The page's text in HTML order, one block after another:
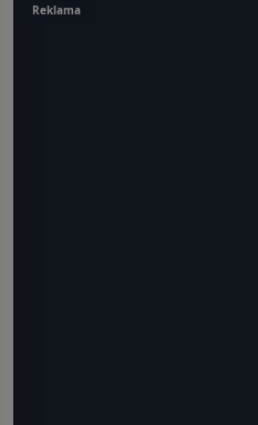
Reklama